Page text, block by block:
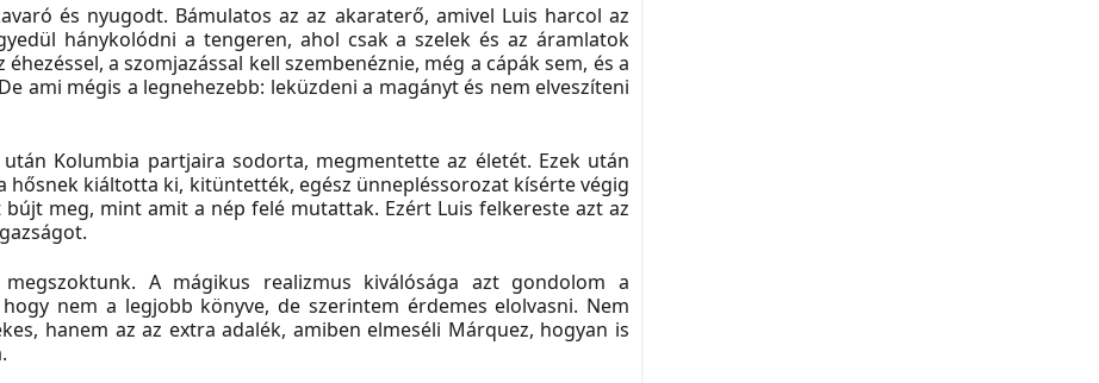
és nyugodt. Bámulatos az az akaraterő, amivel Luis harcol az
hánykolódni a tengeren, ahol csak a szelek és az áramlatok
a szomjazással kell szembenéznie, még a cápák sem, és a
ami mégis a legnehezebb: leküzdeni a magányt és nem elveszíteni
Kolumbia partjaira sodorta, megmentette az életét. Ezek után
kiáltotta ki, kitüntették, egész ünnepléssorozat kísérte végig
meg, mint amit a nép felé mutattak. Ezért Luis felkereste azt az
A mágikus realizmus kiválósága azt gondolom a
nem a legjobb könyve, de szerintem érdemes elolvasni. Nem
hanem az az extra adalék, amiben elmeséli Márquez, hogyan is